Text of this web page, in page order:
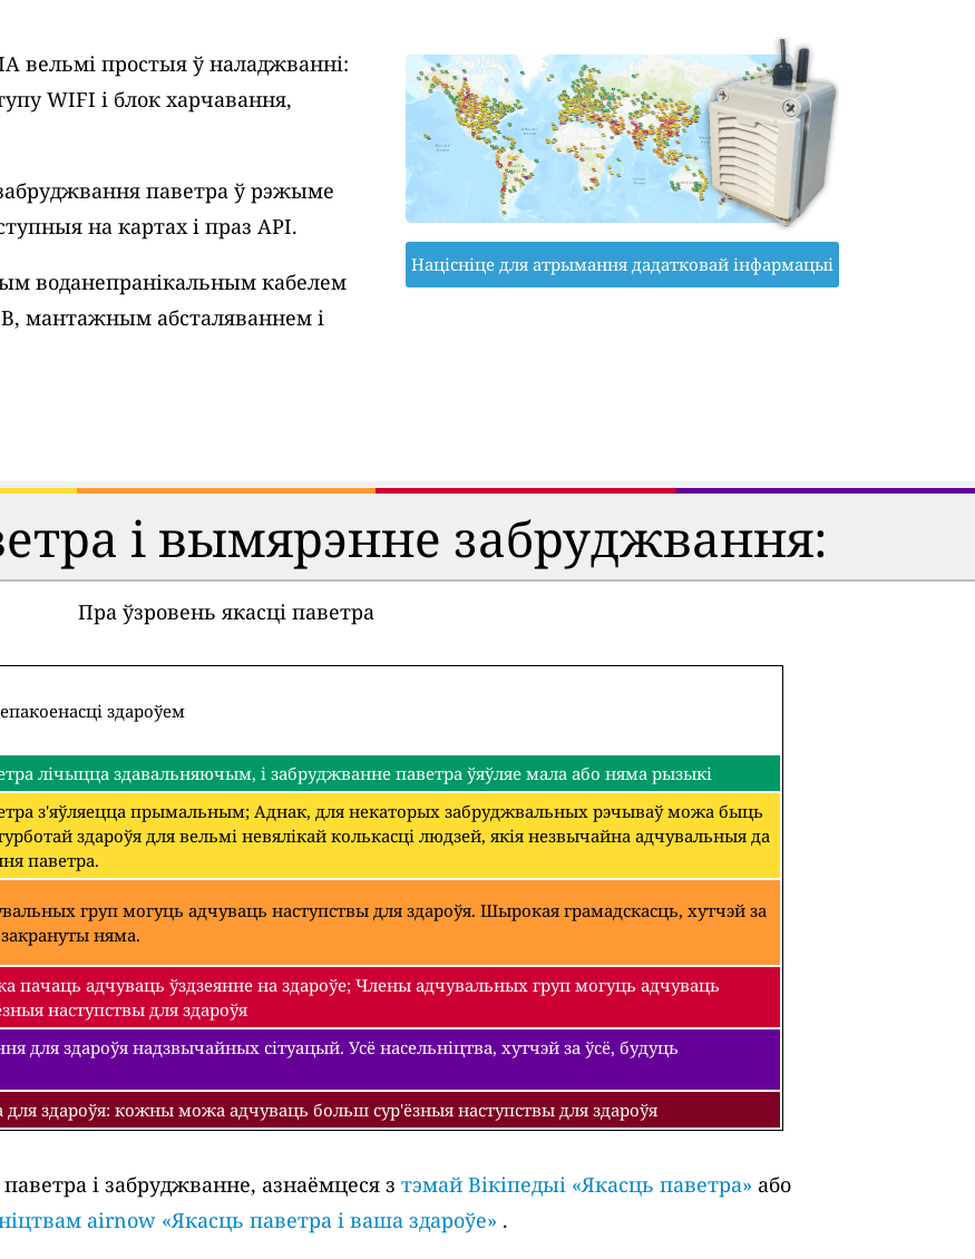
вельмі простыя ў наладжванні:
WIFI і блок харчавання,
паветра ў рэжыме
на картах і праз API.
воданепранікальным кабелем
мантажным абсталяваннем і
Націсніце для атрымання дадатковай інфармацыі
і вымярэнне забруджвання:
Пра ўзровень якасці паветра
здароўем
лічыцца здавальняючым, і забруджванне паветра ўяўляе мала або няма рызыкі
з'яўляецца прымальным; Аднак, для некаторых забруджвальных рэчываў можа быць
здароўя для вельмі невялікай колькасці людзей, якія незвычайна адчувальныя да
паветра.
груп могуць адчуваць наступствы для здароўя. Шырокая грамадскасць, хутчэй за
няма.
адчуваць ўздзеянне на здароўе; Члены адчувальных груп могуць адчуваць
наступствы для здароўя
для здароўя надзвычайных сітуацый. Усё насельніцтва, хутчэй за ўсё, будуць
для здароўя: кожны можа адчуваць больш сур'ёзныя наступствы для здароўя
і забруджванне, азнаёмцеся з тэмай Вікіпедыі «Якасць паветра» або
airnow «Якасць паветра і ваша здароўе» .